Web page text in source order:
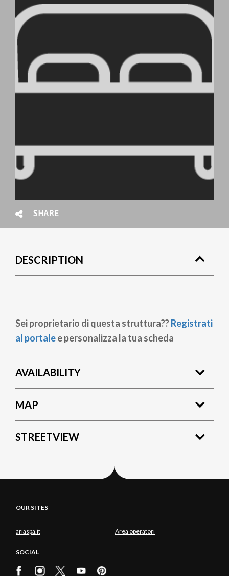
SHARE
DESCRIPTION
Sei proprietario di questa struttura??Registrati
al portalee personalizza la tua scheda
AVAILABILITY
MAP
STREETVIEW
OUR SITES
ariaspa.it Area operatori
SOCIAL